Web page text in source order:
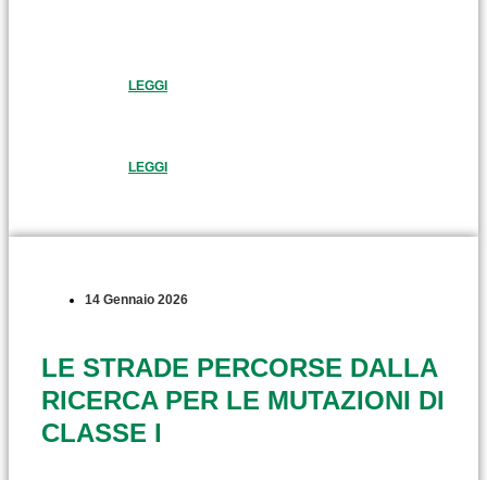
LEGGI
LEGGI
14 Gennaio 2026
LE STRADE PERCORSE DALLA
RICERCA PER LE MUTAZIONI DI
CLASSE I